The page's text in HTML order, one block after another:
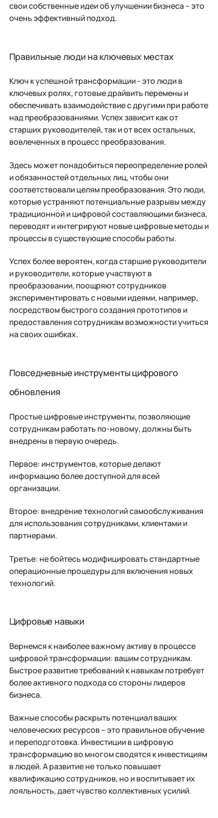
свои собственные идеи об улучшении бизнеса – это
очень эффективный подход.
Правильные люди на ключевых местах
Ключ к успешной трансформации - это люди в
ключевых ролях, готовые драйвить перемены и
обеспечивать взаимодействие с другими при работе
над преобразованиями. Успех зависит как от
старших руководителей, так и от всех остальных,
вовлеченных в процесс преобразования.
Здесь может понадобиться переопределение ролей
и обязанностей отдельных лиц, чтобы они
соответствовали целям преобразования. Это люди,
которые устраняют потенциальные разрывы между
традиционной и цифровой составляющими бизнеса,
переводят и интегрируют новые цифровые методы и
процессы в существующие способы работы.
Успех более вероятен, когда старшие руководители
и руководители, которые участвуют в
преобразовании, поощряют сотрудников
экспериментировать с новыми идеями, например,
посредством быстрого создания прототипов и
предоставления сотрудникам возможности учиться
на своих ошибках.
Повседневные инструменты цифрового
обновления
Простые цифровые инструменты, позволяющие
сотрудникам работать по-новому, должны быть
внедрены в первую очередь.
Первое: инструментов, которые делают
информацию более доступной для всей
организации.
Второе: внедрение технологий самообслуживания
для использования сотрудниками, клиентами и
партнерами.
Третье: не бойтесь модифицировать стандартные
операционные процедуры для включения новых
технологий.
Цифровые навыки
Вернемся к наиболее важному активу в процессе
цифровой трансформации: вашим сотрудникам.
Быстрое развитие требований к навыкам потребует
более активного подхода со стороны лидеров
бизнеса.
Важные способы раскрыть потенциал ваших
человеческих ресурсов – это правильное обучение
и переподготовка. Инвестиции в цифровую
трансформацию во многом сводятся к инвестициям
в людей. А развитие не только повышает
квалификацию сотрудников, но и воспитывает их
лояльность, дает чувство коллективных усилий.